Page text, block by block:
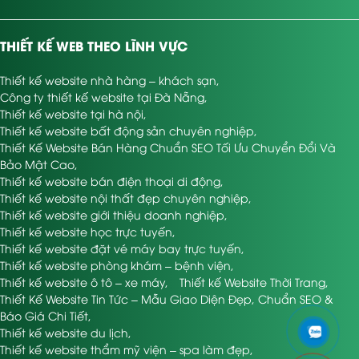
THIẾT KẾ WEB THEO LĨNH VỰC
Thiết kế website nhà hàng – khách sạn
Công ty thiết kế website tại Đà Nẵng
Thiết kế website tại hà nội
Thiết kế website bất động sản chuyên nghiệp
Thiết Kế Website Bán Hàng Chuẩn SEO Tối Ưu Chuyển Đổi Và
Bảo Mật Cao
Thiết kế website bán điện thoại di động
Thiết kế website nội thất đẹp chuyên nghiệp
Thiết kế website giới thiệu doanh nghiệp
Thiết kế website học trực tuyến
Thiết kế website đặt vé máy bay trực tuyến
Thiết kế website phòng khám – bệnh viện
Thiết kế website ô tô – xe máy, Thiết kế Website Thời Trang
Thiết Kế Website Tin Tức – Mẫu Giao Diện Đẹp, Chuẩn SEO &
Báo Giá Chi Tiết
Thiết kế website du lịch
Thiết kế website thẩm mỹ viện – spa làm đẹp